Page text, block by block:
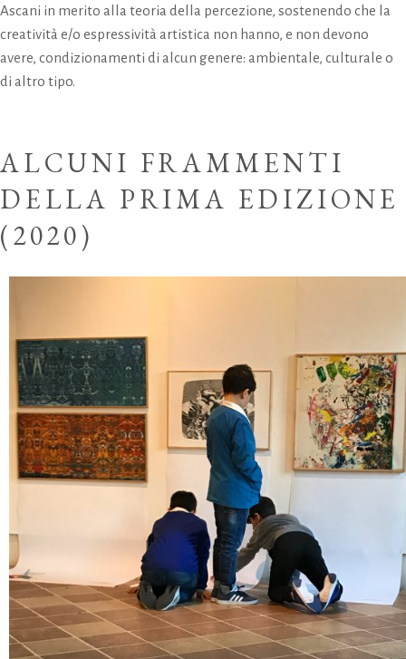
Ascani in merito alla teoria della percezione, sostenendo che la
creatività e/o espressività artistica non hanno, e non devono
avere, condizionamenti di alcun genere: ambientale, culturale o
di altro tipo.
ALCUNI FRAMMENTI
DELLA PRIMA EDIZIONE
(2020)